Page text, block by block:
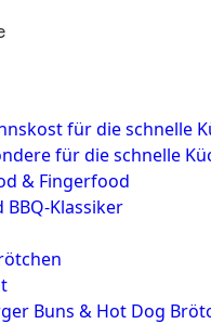
für die schnelle
für die schnelle
& Fingerfood
BBQ-Klassiker
Buns & Hot Dog